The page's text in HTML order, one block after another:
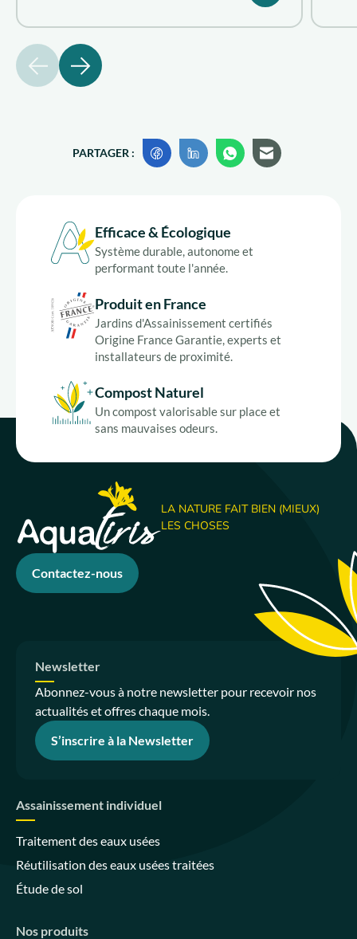
précédentsuivant
PARTAGER :
Efficace & Écologique
Système durable, autonome et
performant toute l'année.
Produit en France
Jardins d'Assainissement certifiés
Origine France Garantie, experts et
installateurs de proximité.
Compost Naturel
Un compost valorisable sur place et
sans mauvaises odeurs.
LA NATURE FAIT BIEN (MIEUX)
LES CHOSES
Contactez-nous
Newsletter
Abonnez-vous à notre newsletter pour recevoir nos
actualités et offres chaque mois.
S’inscrire à la Newsletter
Assainissement individuel
Traitement des eaux usées
Réutilisation des eaux usées traitées
Étude de sol
Nos produits